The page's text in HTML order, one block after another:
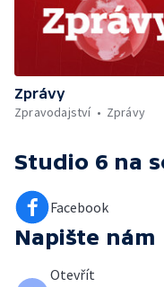
Zprávy
Zpravodajství
Zprávy
Studio 6 na
Facebook
Napište nám
Otevřít